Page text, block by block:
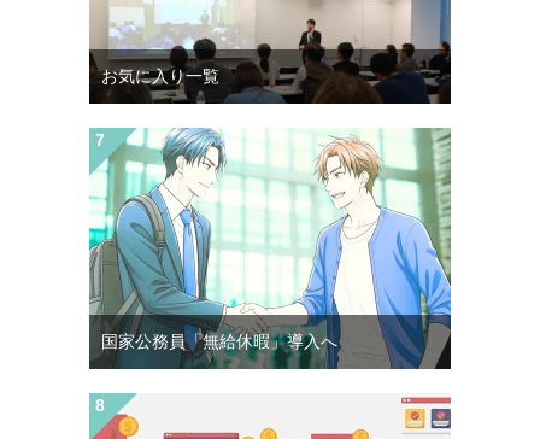
お気に入り一覧
国家公務員「無給休暇」導入へ